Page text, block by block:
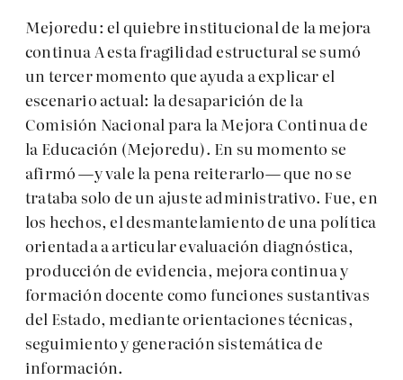
Mejoredu: el quiebre institucional de la mejora
continua A esta fragilidad estructural se sumó
un tercer momento que ayuda a explicar el
escenario actual: la desaparición de la
Comisión Nacional para la Mejora Continua de
la Educación (Mejoredu). En su momento se
afirmó —y vale la pena reiterarlo— que no se
trataba solo de un ajuste administrativo. Fue, en
los hechos, el desmantelamiento de una política
orientada a articular evaluación diagnóstica,
producción de evidencia, mejora continua y
formación docente como funciones sustantivas
del Estado, mediante orientaciones técnicas,
seguimiento y generación sistemática de
información.